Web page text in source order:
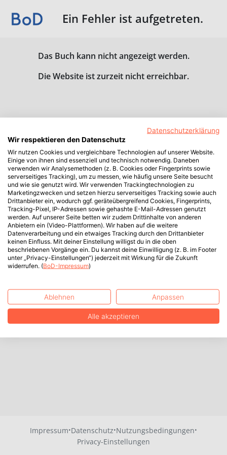
Ein Fehler ist aufgetreten.
Das Buch kann nicht angezeigt werden.
Die Website ist zurzeit nicht erreichbar.
Impressum·Datenschutz·Nutzungsbedingungen·
Privacy-Einstellungen
Datenschutzerklärung
Wir respektieren den Datenschutz
Wir nutzen Cookies und vergleichbare Technologien auf unserer Website.
Einige von ihnen sind essenziell und technisch notwendig. Daneben
verwenden wir Analysemethoden (z. B. Cookies oder Fingerprints sowie
serverseitiges Tracking), um zu messen, wie häufig unsere Seite besucht
und wie sie genutzt wird. Wir verwenden Trackingtechnologien zu
Marketingzwecken und setzen hierzu serverseitiges Tracking sowie auch
Drittanbieter ein, wodurch ggf. geräteübergreifend Cookies, Fingerprints,
Tracking-Pixel, IP-Adressen sowie gehashte E-Mail-Adressen genutzt
werden. Auf unserer Seite betten wir zudem Drittinhalte von anderen
Anbietern ein (Video-Plattformen). Wir haben auf die weitere
Datenverarbeitung und ein etwaiges Tracking durch den Drittanbieter
keinen Einfluss. Mit deiner Einstellung willigst du in die oben
beschriebenen Vorgänge ein. Du kannst deine Einwilligung (z. B. im Footer
unter „Privacy-Einstellungen“) jederzeit mit Wirkung für die Zukunft
widerrufen. (BoD-Impressum)
Ablehnen Anpassen
Alle akzeptieren